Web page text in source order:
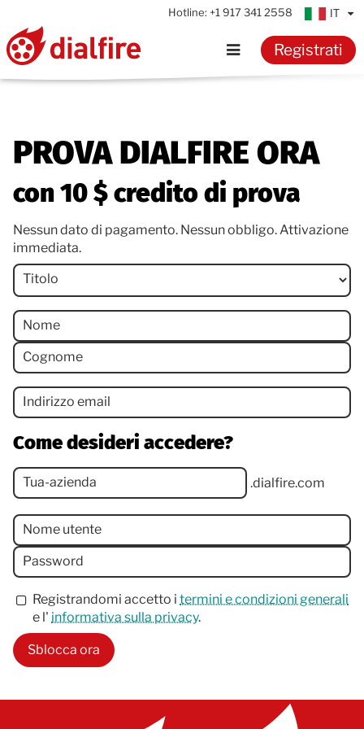
Hotline: +1 917 341 2558 IT
Funzionalità
Referenze
Prezzi
Documentazione
Contatto
Registrati
PROVA DIALFIRE ORA
con 10 $ credito di prova
Nessun dato di pagamento. Nessun obbligo. Attivazione
immediata.
Titolo
Nome
Cognome
Indirizzo email
Come desideri accedere?
Tua-azienda .dialfire.com
Nome utente
Password
Registrandomi accetto i termini e condizioni generali
e l' informativa sulla privacy.
Sblocca ora